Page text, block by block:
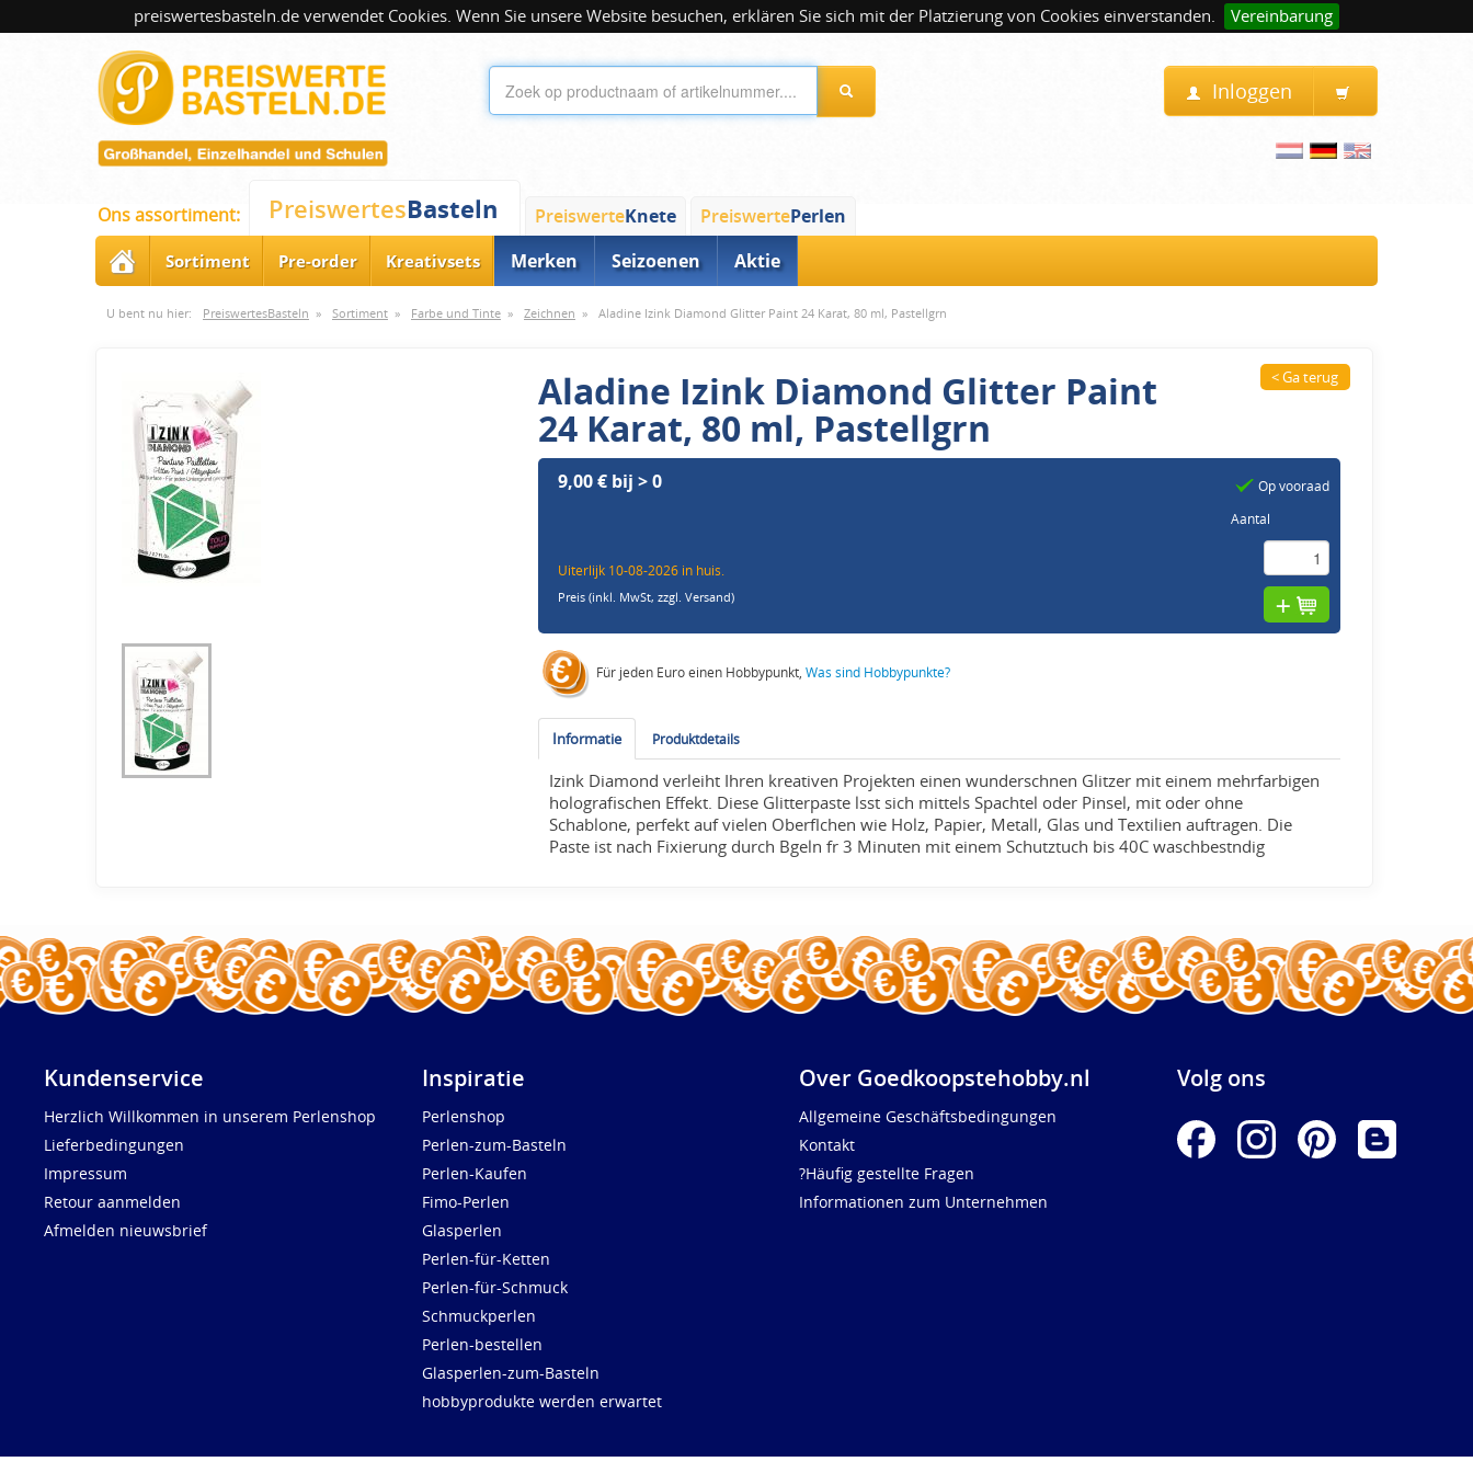
preiswertesbasteln.de verwendet Cookies. Wenn Sie unsere Website besuchen, erklären Sie sich mit der Platzierung von Cookies einverstanden. Vereinbarung
Inloggen
Ons assortiment: PreiswertesBasteln PreiswerteKnete PreiswertePerlen
Sortiment Pre-order Kreativsets Merken Seizoenen Aktie
U bent nu hier: PreiswertesBasteln » Sortiment » Farbe und Tinte » Zeichnen » Aladine Izink Diamond Glitter Paint 24 Karat, 80 ml, Pastellgrn
Aladine Izink Diamond Glitter Paint
24 Karat, 80 ml, Pastellgrn
< Ga terug
9,00 € bij > 0
Uiterlijk 10-08-2026 in huis.
Preis (inkl. MwSt,zzgl. Versand)
Op vooraad
Aantal
Für jeden Euro einen Hobbypunkt,Was sind Hobbypunkte?
Informatie Produktdetails
Izink Diamond verleiht Ihren kreativen Projekten einen wunderschnen Glitzer mit einem mehrfarbigen
holografischen Effekt. Diese Glitterpaste lsst sich mittels Spachtel oder Pinsel, mit oder ohne
Schablone, perfekt auf vielen Oberflchen wie Holz, Papier, Metall, Glas und Textilien auftragen. Die
Paste ist nach Fixierung durch Bgeln fr 3 Minuten mit einem Schutztuch bis 40C waschbestndig
Kundenservice
Herzlich Willkommen in unserem Perlenshop
Lieferbedingungen
Impressum
Retour aanmelden
Afmelden nieuwsbrief
Inspiratie
Perlenshop
Perlen-zum-Basteln
Perlen-Kaufen
Fimo-Perlen
Glasperlen
Perlen-für-Ketten
Perlen-für-Schmuck
Schmuckperlen
Perlen-bestellen
Glasperlen-zum-Basteln
hobbyprodukte werden erwartet
Over Goedkoopstehobby.nl
Allgemeine Geschäftsbedingungen
Kontakt
?Häufig gestellte Fragen
Informationen zum Unternehmen
Volg ons